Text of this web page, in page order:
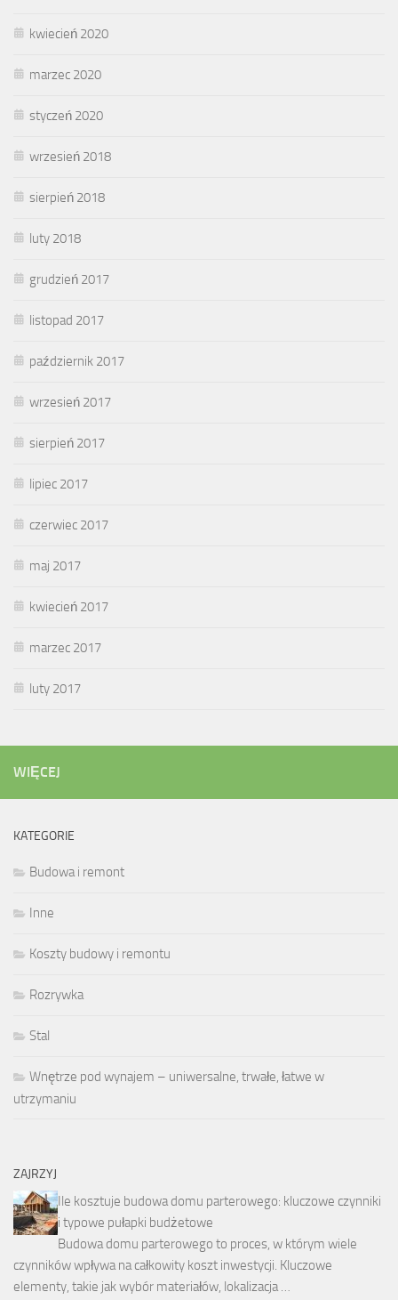
kwiecień 2020
marzec 2020
styczeń 2020
wrzesień 2018
sierpień 2018
luty 2018
grudzień 2017
listopad 2017
październik 2017
wrzesień 2017
sierpień 2017
lipiec 2017
czerwiec 2017
maj 2017
kwiecień 2017
marzec 2017
luty 2017
WIĘCEJ
KATEGORIE
Budowa i remont
Inne
Koszty budowy i remontu
Rozrywka
Stal
Wnętrze pod wynajem – uniwersalne, trwałe, łatwe w
utrzymaniu
ZAJRZYJ
Ile kosztuje budowa domu parterowego: kluczowe czynniki
i typowe pułapki budżetowe
Budowa domu parterowego to proces, w którym wiele
czynników wpływa na całkowity koszt inwestycji. Kluczowe
elementy, takie jak wybór materiałów, lokalizacja …